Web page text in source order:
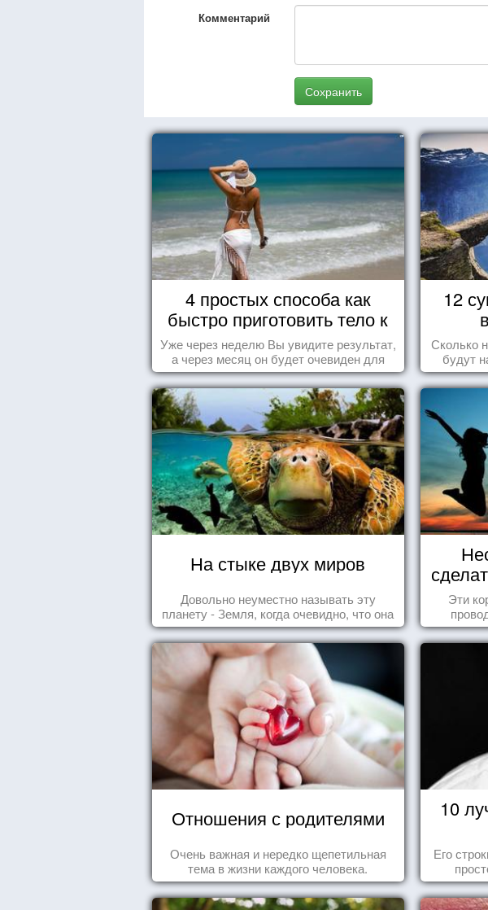
Комментарий
Сохранить
4 простых способа как
быстро приготовить тело к
морю
Уже через неделю Вы увидите результат,
а через месяц он будет очевиден для
всех!
12
Сколько
будут
На стыке двух миров
Довольно неуместно называть эту
планету - Земля, когда очевидно, что она
- Океан.
Эти
Отношения с родителями
Очень важная и нередко щепетильная
тема в жизни каждого человека.
10
Его